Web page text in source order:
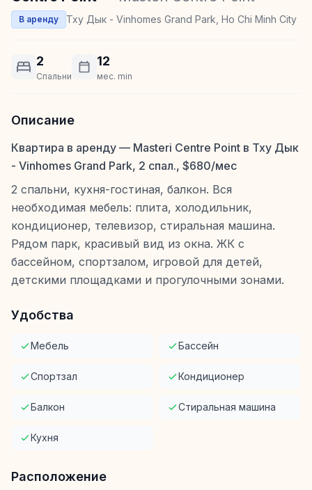
В аренду Тху Дык - Vinhomes Grand Park, Ho Chi Minh City
2
Спальни
12
мес. min
Описание
Квартира в аренду — Masteri Centre Point в Тху Дык
- Vinhomes Grand Park, 2 спал., $680/мес
2 спальни, кухня-гостиная, балкон. Вся
необходимая мебель: плита, холодильник,
кондиционер, телевизор, стиральная машина.
Рядом парк, красивый вид из окна. ЖК с
бассейном, спортзалом, игровой для детей,
детскими площадками и прогулочными зонами.
Удобства
Мебель Бассейн
Спортзал Кондиционер
Балкон Стиральная машина
Кухня
Расположение